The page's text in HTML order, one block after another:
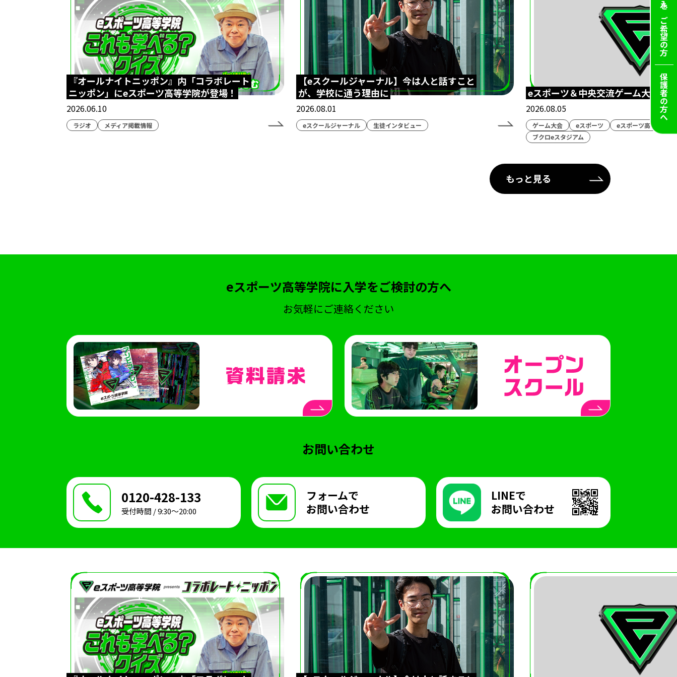
ご希望の方
保護者の方へ
『オールナイトニッポン』内「コラボレート
ニッポン」にeスポーツ高等学院が登場！
2026.06.10
ラジオ メディア掲載情報
【eスクールジャーナル】今は人と話すこと
が、学校に通う理由に
2026.08.01
eスクールジャーナル 生徒インタビュー
eスポーツ＆中央交流ゲーム大会！！
2026.08.05
ゲーム大会 eスポーツ
eスポーツ高等学院
ブクロeスタジアム
もっと見る
eスポーツ高等学院に入学をご検討の方へ
お気軽にご連絡ください
お問い合わせ
0120-428-133
受付時間 / 9:30〜20:00
フォームで
お問い合わせ
LINEで
お問い合わせ